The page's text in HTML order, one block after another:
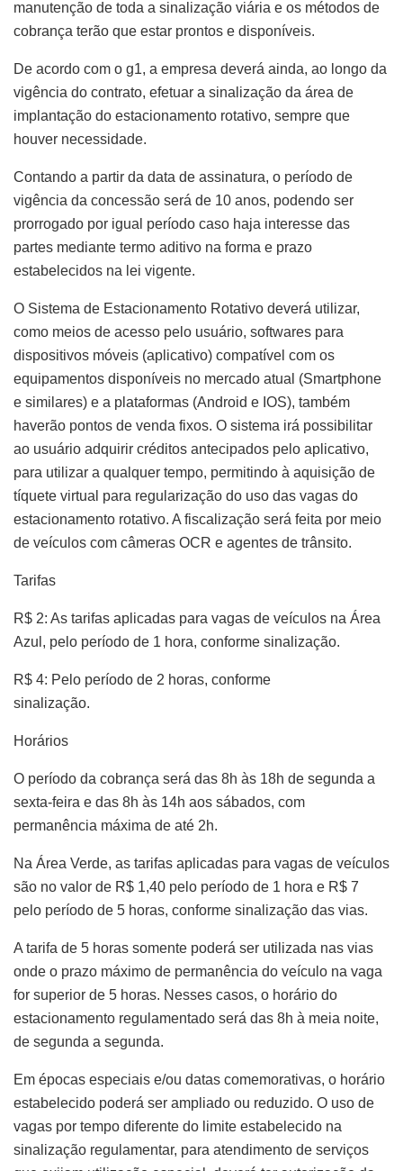
manutenção de toda a sinalização viária e os métodos de
cobrança terão que estar prontos e disponíveis.
De acordo com o g1, a empresa deverá ainda, ao longo da
vigência do contrato, efetuar a sinalização da área de
implantação do estacionamento rotativo, sempre que
houver necessidade.
Contando a partir da data de assinatura, o período de
vigência da concessão será de 10 anos, podendo ser
prorrogado por igual período caso haja interesse das
partes mediante termo aditivo na forma e prazo
estabelecidos na lei vigente.
O Sistema de Estacionamento Rotativo deverá utilizar,
como meios de acesso pelo usuário, softwares para
dispositivos móveis (aplicativo) compatível com os
equipamentos disponíveis no mercado atual (Smartphone
e similares) e a plataformas (Android e IOS), também
haverão pontos de venda fixos. O sistema irá possibilitar
ao usuário adquirir créditos antecipados pelo aplicativo,
para utilizar a qualquer tempo, permitindo à aquisição de
tíquete virtual para regularização do uso das vagas do
estacionamento rotativo. A fiscalização será feita por meio
de veículos com câmeras OCR e agentes de trânsito.
Tarifas
R$ 2: As tarifas aplicadas para vagas de veículos na Área
Azul, pelo período de 1 hora, conforme sinalização.
R$ 4: Pelo período de 2 horas, conforme
sinalização.
Horários
O período da cobrança será das 8h às 18h de segunda a
sexta-feira e das 8h às 14h aos sábados, com
permanência máxima de até 2h.
Na Área Verde, as tarifas aplicadas para vagas de veículos
são no valor de R$ 1,40 pelo período de 1 hora e R$ 7
pelo período de 5 horas, conforme sinalização das vias.
A tarifa de 5 horas somente poderá ser utilizada nas vias
onde o prazo máximo de permanência do veículo na vaga
for superior de 5 horas. Nesses casos, o horário do
estacionamento regulamentado será das 8h à meia noite,
de segunda a segunda.
Em épocas especiais e/ou datas comemorativas, o horário
estabelecido poderá ser ampliado ou reduzido. O uso de
vagas por tempo diferente do limite estabelecido na
sinalização regulamentar, para atendimento de serviços